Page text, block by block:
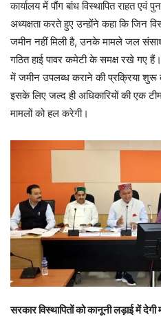
कार्यालय में पौंग बांध विस्थापित राहत एवं
अध्यक्षता करते हुए उन्होंने कहा कि जिन
जमीन नहीं मिली है, उनके मामले जल
गठित हाई पावर कमेटी के समक्ष रखे गए
में जमीन उपलब्ध कराने की प्रक्रिया
इसके लिए जल्द ही अधिकारियों की एक
मामलों को हल करेगी।
सरकार विस्थापितों को कानूनी लड़ाई में देगी